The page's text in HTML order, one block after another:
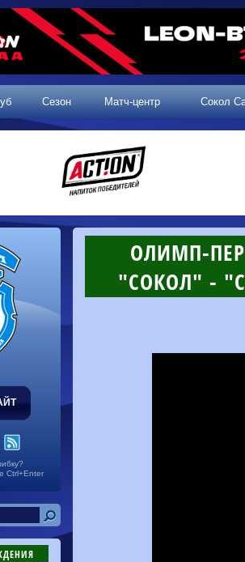
Сезон Матч-центр Сокол
Ctrl+Enter
ОЛИМП-
"СОКОЛ" -